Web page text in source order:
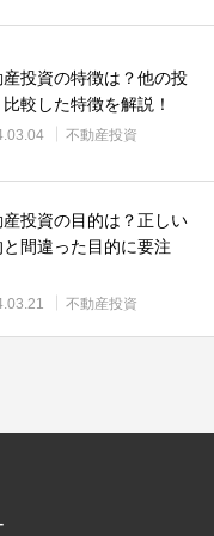
産投資の特徴は？他の投
較した特徴を解説！
不動産投資
産投資の目的は？正しい
と間違った目的に要注
不動産投資